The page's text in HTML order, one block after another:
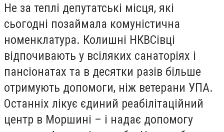
Не за теплі депутатські місця, які
сьогодні позаймала комуністична
номенклатура. Колишні НКВСівці
відпочивають у всіляких санаторіях і
пансіонатах та в десятки разів більше
отримують допомоги, ніж ветерани УПА.
Останніх лікує єдиний реабілітаційний
центр в Моршині – і надає допомогу